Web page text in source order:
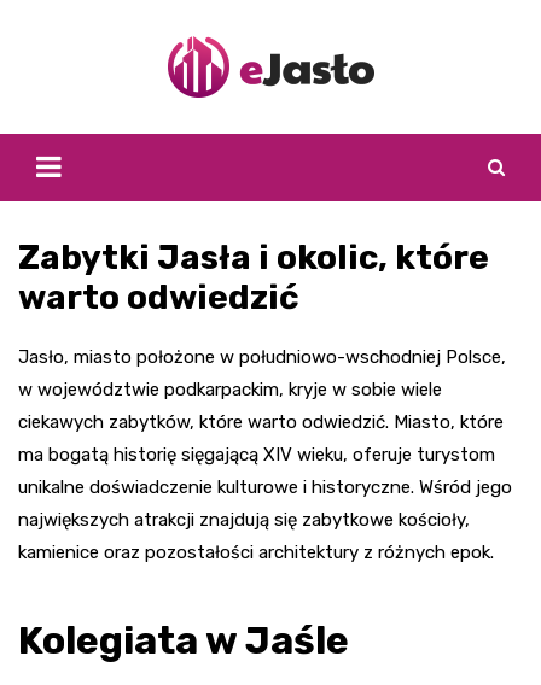
Zabytki Jasła i okolic, które
warto odwiedzić
Jasło, miasto położone w południowo-wschodniej Polsce,
w województwie podkarpackim, kryje w sobie wiele
ciekawych zabytków, które warto odwiedzić. Miasto, które
ma bogatą historię sięgającą XIV wieku, oferuje turystom
unikalne doświadczenie kulturowe i historyczne. Wśród jego
największych atrakcji znajdują się zabytkowe kościoły,
kamienice oraz pozostałości architektury z różnych epok.
Kolegiata w Jaśle